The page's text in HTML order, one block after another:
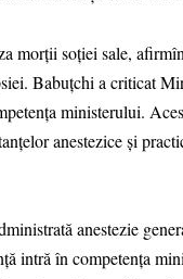
morții soției sale,
Babuțchi a criticat
ministerului.
anestezice și
anestezie
intră în competența